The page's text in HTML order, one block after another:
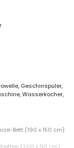
Geschirrspüler,
Wasserkocher,
Bett (190 x 150 cm)